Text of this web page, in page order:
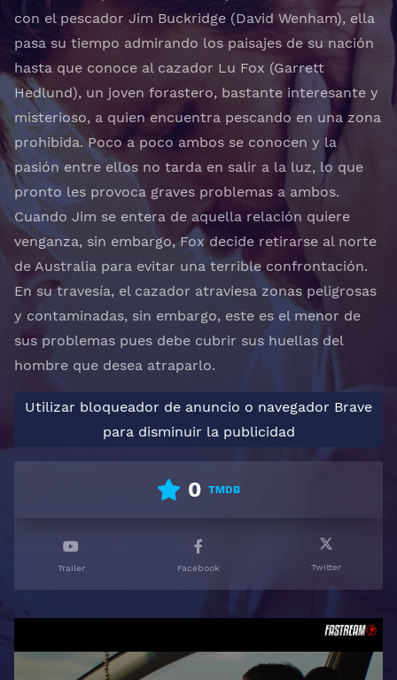
con el pescador Jim Buckridge (David Wenham), ella
pasa su tiempo admirando los paisajes de su nación
hasta que conoce al cazador Lu Fox (Garrett
Hedlund), un joven forastero, bastante interesante y
misterioso, a quien encuentra pescando en una zona
prohibida. Poco a poco ambos se conocen y la
pasión entre ellos no tarda en salir a la luz, lo que
pronto les provoca graves problemas a ambos.
Cuando Jim se entera de aquella relación quiere
venganza, sin embargo, Fox decide retirarse al norte
de Australia para evitar una terrible confrontación.
En su travesía, el cazador atraviesa zonas peligrosas
y contaminadas, sin embargo, este es el menor de
sus problemas pues debe cubrir sus huellas del
hombre que desea atraparlo.
Utilizar bloqueador de anuncio o navegador Brave
para disminuir la publicidad
0 TMDB
Trailer Facebook Twitter